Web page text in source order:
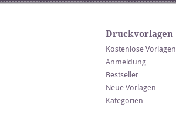
Druckvorlagen
Kostenlose Vorlagen
Anmeldung
Bestseller
Neue Vorlagen
Kategorien